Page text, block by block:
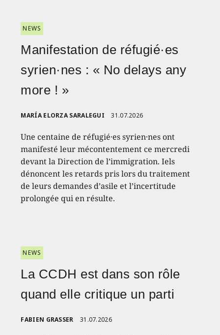
NEWS
Manifestation de réfugié·es
syrien·nes : « No delays any
more ! »
MARÍA ELORZA SARALEGUI 31.07.2026
Une centaine de réfugié·es syrien·nes ont
manifesté leur mécontentement ce mercredi
devant la Direction de l’immigration. Iels
dénoncent les retards pris lors du traitement
de leurs demandes d’asile et l’incertitude
prolongée qui en résulte.
NEWS
La CCDH est dans son rôle
quand elle critique un parti
FABIEN GRASSER 31.07.2026